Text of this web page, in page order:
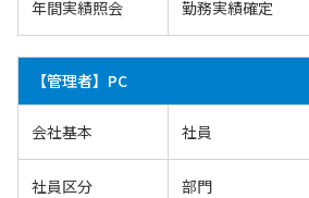
年間実績照会 勤務実績確定
【管理者】PC
会社基本 社員
社員区分 部門